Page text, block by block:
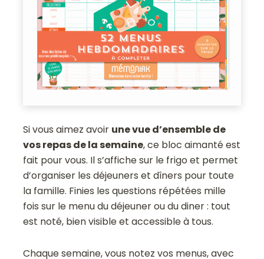
Si vous aimez avoir une vue d’ensemble de
vos repas de la semaine, ce bloc aimanté est
fait pour vous. Il s’affiche sur le frigo et permet
d’organiser les déjeuners et dîners pour toute
la famille. Finies les questions répétées mille
fois sur le menu du déjeuner ou du diner : tout
est noté, bien visible et accessible à tous.
Chaque semaine, vous notez vos menus, avec